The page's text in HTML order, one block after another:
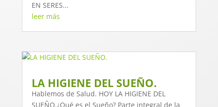
EN SERES...
leer más
LA HIGIENE DEL SUEÑO.
Hablemos de Salud. HOY LA HIGIENE DEL
SUEÑO.¿Qué es el Sueño? Parte integral de la